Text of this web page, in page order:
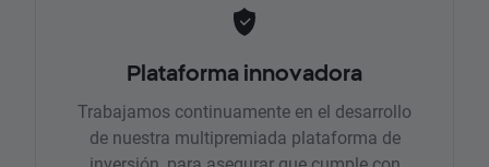
Plataforma innovadora
Trabajamos continuamente en el desarrollo
de nuestra multipremiada plataforma de